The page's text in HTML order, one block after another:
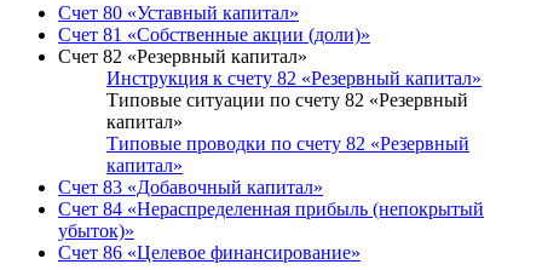
Счет 80 «Уставный капитал»
Счет 81 «Собственные акции (доли)»
Счет 82 «Резервный капитал»
Инструкция к счету 82 «Резервный капитал»
Типовые ситуации по счету 82 «Резервный
капитал»
Типовые проводки по счету 82 «Резервный
капитал»
Счет 83 «Добавочный капитал»
Счет 84 «Нераспределенная прибыль (непокрытый
убыток)»
Счет 86 «Целевое финансирование»